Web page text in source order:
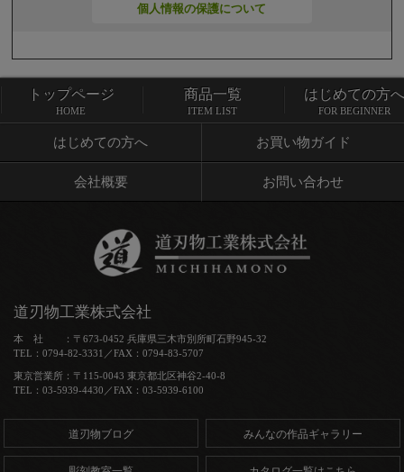
個人情報の保護について
トップページ 商品一覧
はじめての方へ お買い物ガイド
会社概要 お問い合わせ
トップページ
HOME
商品一覧
ITEM LIST
はじめての方へ
FOR BEGINNER
道刃物工業株式会社
本 社 ：〒673-0452 兵庫県三木市別所町石野945-32
TEL：0794-82-3331／FAX：0794-83-5707
東京営業所：〒115-0043 東京都北区神谷2-40-8
TEL：03-5939-4430／FAX：03-5939-6100
道刃物ブログ みんなの作品ギャラリー